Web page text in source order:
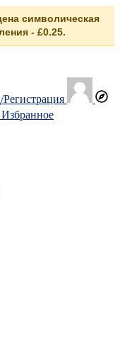
символическая
- £0.25.
Избранное